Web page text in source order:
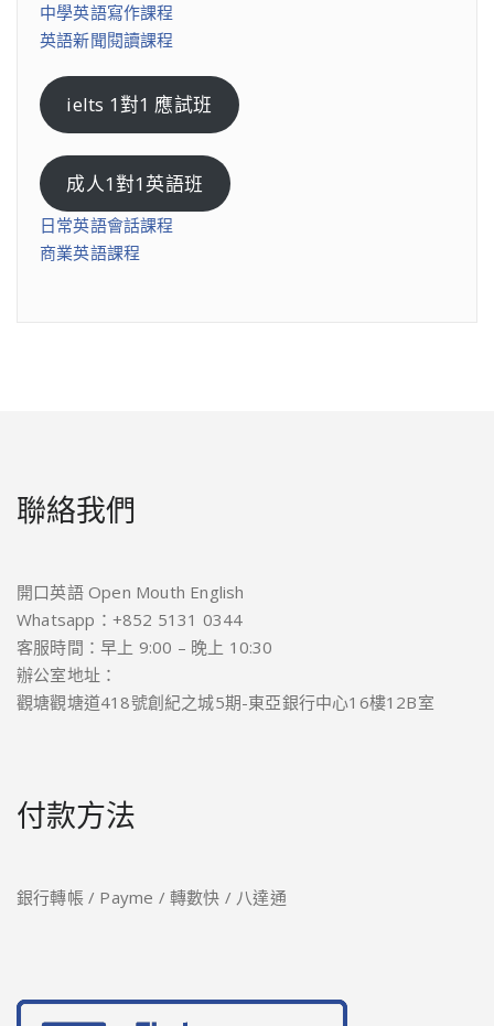
中學英語寫作課程
英語新聞閱讀課程
ielts 1對1 應試班
成人1對1英語班
日常英語會話課程
商業英語課程
聯絡我們
開口英語 Open Mouth English
Whatsapp：+852 5131 0344
客服時間：早上 9:00 – 晚上 10:30
辦公室地址：
觀塘觀塘道418號創紀之城5期-東亞銀行中心16樓12B室
付款方法
銀行轉帳 / Payme / 轉數快 / 八達通